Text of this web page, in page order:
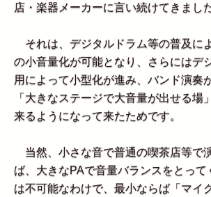
店・楽器メーカーに言い続けてきました
それは、デジタルドラム等の普及に
の小音量化が可能となり、さらにはデ
用によって小型化が進み、バンド演奏
「大きなステージで大音量が出せる場
来るようになって来たためです。
当然、小さな音で普通の喫茶店等で
ば、大きなPAで音量バランスをとって
は不可能なわけで、最小ならば「マイ